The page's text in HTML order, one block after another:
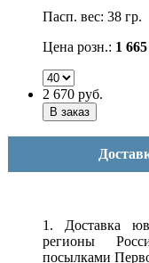
Пасп. вес: 38 гр.
Цена розн.: 1 665
2 670 руб.
1. Доставка
регионы
посылками